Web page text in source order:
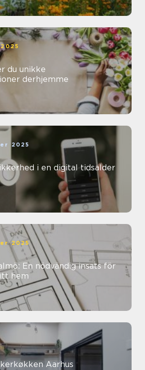
du unikke
derhjemme
2025
i en digital tidsalder
2025
En nödvändig insats för
hem
Aarhus